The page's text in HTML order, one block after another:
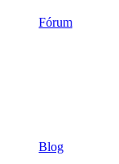
Fórum
Blog